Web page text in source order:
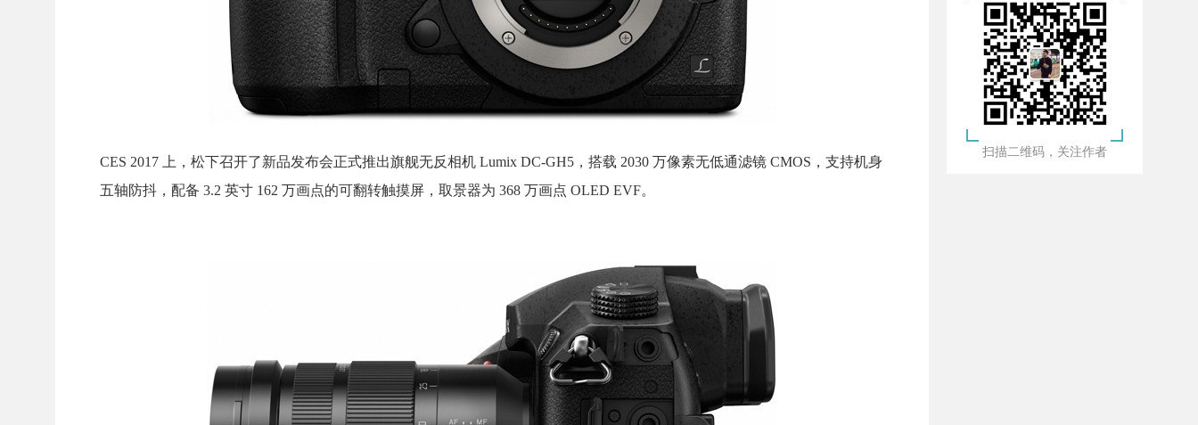
CES 2017 上，松下召开了新品发布会正式推出旗舰无反相机 Lumix DC-GH5，搭载 2030 万像素无低通滤镜 CMOS，支持机身
五轴防抖，配备 3.2 英寸 162 万画点的可翻转触摸屏，取景器为 368 万画点 OLED EVF。
扫描二维码，关注作者